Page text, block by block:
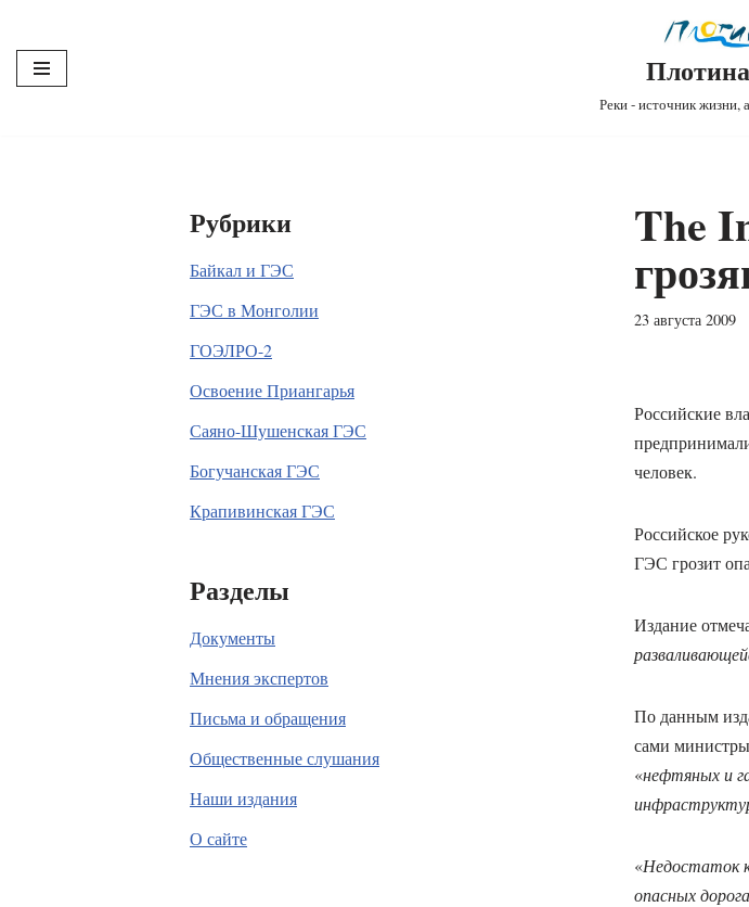
Перейти
к
Реки - источник жизни,
Рубрики
Байкал и ГЭС
ГЭС в Монголии
ГОЭЛРО-2
Освоение Приангарья
Саяно-Шушенская ГЭС
Богучанская ГЭС
Крапивинская ГЭС
Разделы
Документы
Мнения экспертов
Письма и обращения
Общественные слушания
Наши издания
О сайте
The
23 августа 2009
Российские
человек.
Российское
ГЭС грозит
Издание
По данным
сами
«нефтяных и
«Недостаток
опасных